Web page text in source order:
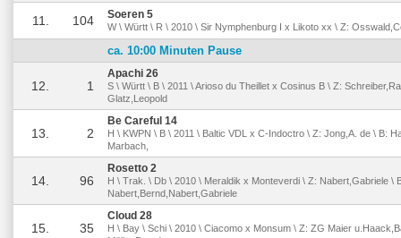
11. 104 Soeren 5
W \ Württ \ R \ 2010 \ Sir Nymphenburg I x Likoto xx \ Z:
ca. 10:00 Minuten Pause
12. 1
Apachi 26
S \ Württ \ B \ 2011 \ Arioso du Theillet x Cosinus B \ Z:
Glatz,Leopold
13. 2
Be Careful 14
H \ KWPN \ B \ 2011 \ Baltic VDL x C-Indoctro \ Z: Jong,A. de \ B:
Marbach,
14. 96
Rosetto 2
H \ Trak. \ Db \ 2010 \ Meraldik x Monteverdi \ Z: Nabert,Gabriele \
Nabert,Bernd,Nabert,Gabriele
15. 35
Cloud 28
H \ Bay \ Schi \ 2010 \ Ciacomo x Monsum \ Z: ZG Maier